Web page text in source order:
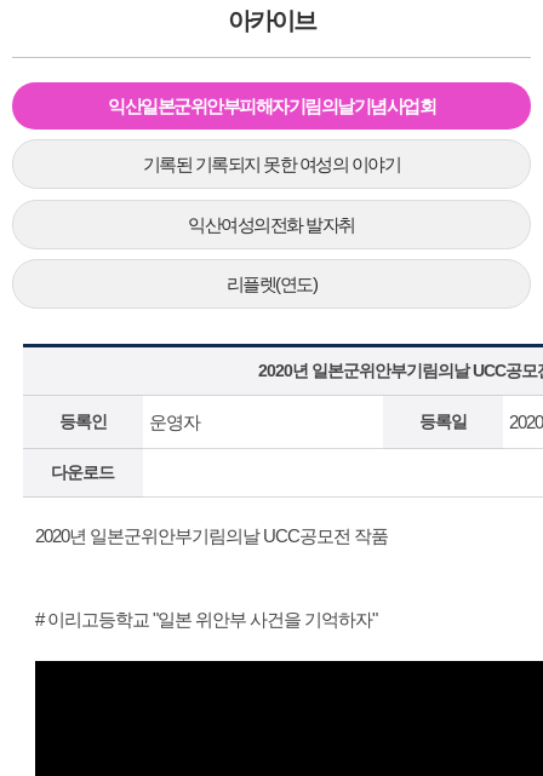
아카이브
익산일본군위안부피해자기림의날기념사업회
기록된 기록되지 못한 여성의 이야기
익산여성의전화 발자취
리플렛(연도)
2020년 일본군위안부기림의날 UCC공모
등록인 운영자 등록일
다운로드
2020년 일본군위안부기림의날 UCC공모전 작품
# 이리고등학교 "일본 위안부 사건을 기억하자"